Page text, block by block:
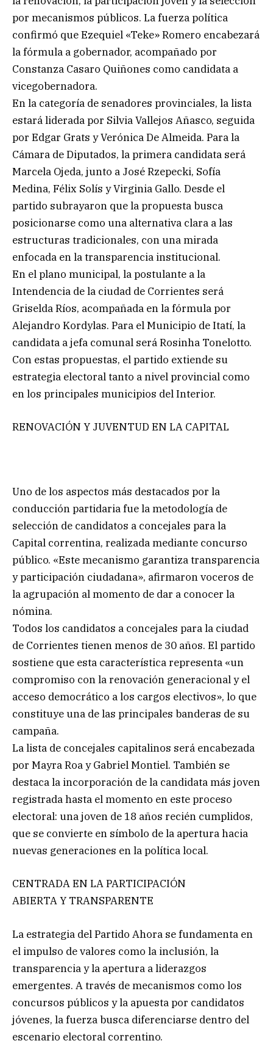
por mecanismos públicos. La fuerza política
confirmó que Ezequiel «Teke» Romero encabezará
la fórmula a gobernador, acompañado por
Constanza Casaro Quiñones como candidata a
vicegobernadora.
En la categoría de senadores provinciales, la lista
estará liderada por Silvia Vallejos Añasco, seguida
por Edgar Grats y Verónica De Almeida. Para la
Cámara de Diputados, la primera candidata será
Marcela Ojeda, junto a José Rzepecki, Sofía
Medina, Félix Solís y Virginia Gallo. Desde el
partido subrayaron que la propuesta busca
posicionarse como una alternativa clara a las
estructuras tradicionales, con una mirada
enfocada en la transparencia institucional.
En el plano municipal, la postulante a la
Intendencia de la ciudad de Corrientes será
Griselda Ríos, acompañada en la fórmula por
Alejandro Kordylas. Para el Municipio de Itatí, la
candidata a jefa comunal será Rosinha Tonelotto.
Con estas propuestas, el partido extiende su
estrategia electoral tanto a nivel provincial como
en los principales municipios del Interior.
RENOVACIÓN Y JUVENTUD EN LA CAPITAL
Uno de los aspectos más destacados por la
conducción partidaria fue la metodología de
selección de candidatos a concejales para la
Capital correntina, realizada mediante concurso
público. «Este mecanismo garantiza transparencia
y participación ciudadana», afirmaron voceros de
la agrupación al momento de dar a conocer la
nómina.
Todos los candidatos a concejales para la ciudad
de Corrientes tienen menos de 30 años. El partido
sostiene que esta característica representa «un
compromiso con la renovación generacional y el
acceso democrático a los cargos electivos», lo que
constituye una de las principales banderas de su
campaña.
La lista de concejales capitalinos será encabezada
por Mayra Roa y Gabriel Montiel. También se
destaca la incorporación de la candidata más joven
registrada hasta el momento en este proceso
electoral: una joven de 18 años recién cumplidos,
que se convierte en símbolo de la apertura hacia
nuevas generaciones en la política local.
CENTRADA EN LA PARTICIPACIÓN
ABIERTA Y TRANSPARENTE
La estrategia del Partido Ahora se fundamenta en
el impulso de valores como la inclusión, la
transparencia y la apertura a liderazgos
emergentes. A través de mecanismos como los
concursos públicos y la apuesta por candidatos
jóvenes, la fuerza busca diferenciarse dentro del
escenario electoral correntino.